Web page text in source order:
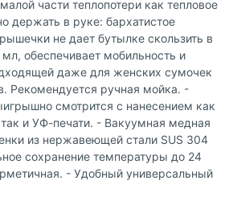
части теплопотери как тепловое
держать в руке: бархатистое
не дает бутылке скользить в
обеспечивает мобильность и
даже для женских сумочек
Рекомендуется ручная мойка. -
смотрится с нанесением как
и УФ-печати. - Вакуумная медная
из нержавеющей стали SUS 304
сохранение температуры до 24
- Удобный универсальный